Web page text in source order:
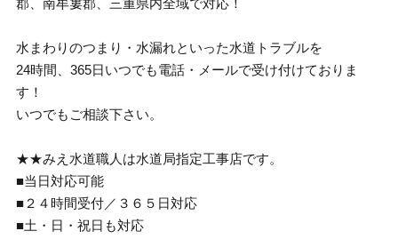
郡、南牟婁郡、三重県内全域で対応！
水まわりのつまり・水漏れといった水道トラブルを
24時間、365日いつでも電話・メールで受け付けておりま
す！
いつでもご相談下さい。
★★みえ水道職人は水道局指定工事店です。
■当日対応可能
■２４時間受付／３６５日対応
■土・日・祝日も対応